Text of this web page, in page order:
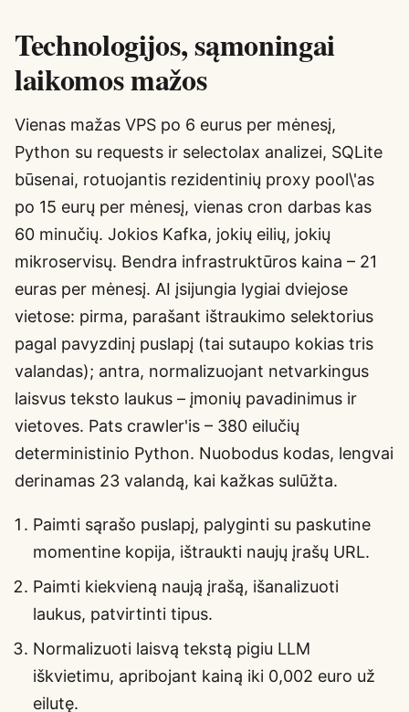
Technologijos, sąmoningai
laikomos mažos
Vienas mažas VPS po 6 eurus per mėnesį,
Python su requests ir selectolax analizei, SQLite
būsenai, rotuojantis rezidentinių proxy pool\'as
po 15 eurų per mėnesį, vienas cron darbas kas
60 minučių. Jokios Kafka, jokių eilių, jokių
mikroservisų. Bendra infrastruktūros kaina – 21
euras per mėnesį. AI įsijungia lygiai dviejose
vietose: pirma, parašant ištraukimo selektorius
pagal pavyzdinį puslapį (tai sutaupo kokias tris
valandas); antra, normalizuojant netvarkingus
laisvus teksto laukus – įmonių pavadinimus ir
vietoves. Pats crawler'is – 380 eilučių
deterministinio Python. Nuobodus kodas, lengvai
derinamas 23 valandą, kai kažkas sulūžta.
Paimti sąrašo puslapį, palyginti su paskutine
momentine kopija, ištraukti naujų įrašų URL.
Paimti kiekvieną naują įrašą, išanalizuoti
laukus, patvirtinti tipus.
Normalizuoti laisvą tekstą pigiu LLM
iškvietimu, apribojant kainą iki 0,002 euro už
eilutę.